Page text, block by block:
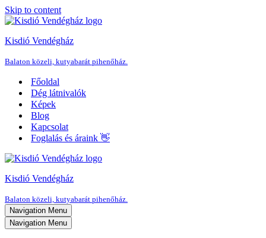
Skip to content
Kisdió Vendégház
Balaton közeli, kutyabarát pihenőház.
Főoldal
Dég látnivalók
Képek
Blog
Kapcsolat
Foglalás és áraink 👋
Kisdió Vendégház
Balaton közeli, kutyabarát pihenőház.
Navigation Menu
Navigation Menu